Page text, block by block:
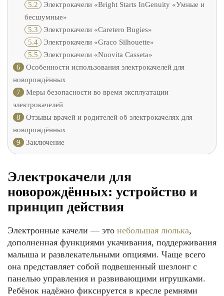
5.2 Электрокачели «Bright Starts InGenuity «Умные и
бесшумные»
5.3 Электрокачели «Caretero Bugies»
5.4 Электрокачели «Graco Silhouette»
5.5 Электрокачели «Nuovita Casseta»
6
Особенности использования электрокачелей для
новорождённых
7
Меры безопасности во время эксплуатации
электрокачелей
8
Отзывы врачей и родителей об электрокачелях для
новорождённых
9
Заключение
Электрокачели для
новорождённых: устройство и
принцип действия
Электронные качели — это небольшая люлька,
дополненная функциями укачивания, поддерживания
малыша и развлекательными опциями. Чаще всего
она представляет собой подвешенный шезлонг с
панелью управления и развивающими игрушками.
Ребёнок надёжно фиксируется в кресле ремнями